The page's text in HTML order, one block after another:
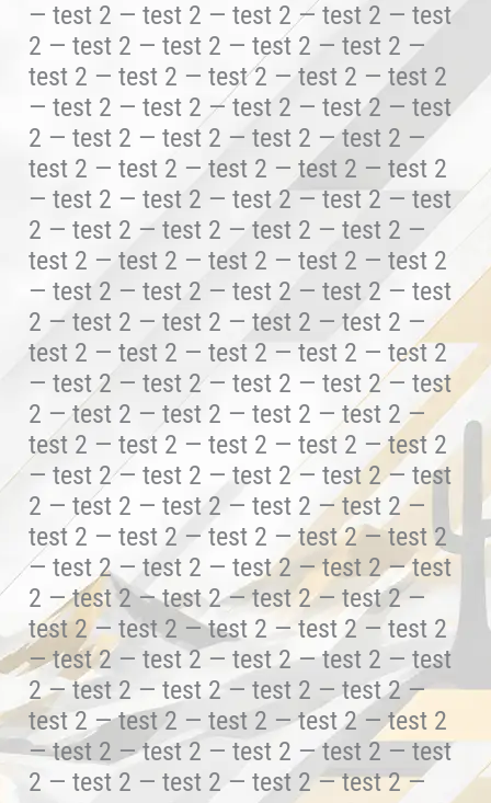
— test 2 — test 2 — test 2 — test 2 — test
2 — test 2 — test 2 — test 2 — test 2 —
test 2 — test 2 — test 2 — test 2 — test 2
— test 2 — test 2 — test 2 — test 2 — test
2 — test 2 — test 2 — test 2 — test 2 —
test 2 — test 2 — test 2 — test 2 — test 2
— test 2 — test 2 — test 2 — test 2 — test
2 — test 2 — test 2 — test 2 — test 2 —
test 2 — test 2 — test 2 — test 2 — test 2
— test 2 — test 2 — test 2 — test 2 — test
2 — test 2 — test 2 — test 2 — test 2 —
test 2 — test 2 — test 2 — test 2 — test 2
— test 2 — test 2 — test 2 — test 2 — test
2 — test 2 — test 2 — test 2 — test 2 —
test 2 — test 2 — test 2 — test 2 — test 2
— test 2 — test 2 — test 2 — test 2 — test
2 — test 2 — test 2 — test 2 — test 2 —
test 2 — test 2 — test 2 — test 2 — test 2
— test 2 — test 2 — test 2 — test 2 — test
2 — test 2 — test 2 — test 2 — test 2 —
test 2 — test 2 — test 2 — test 2 — test 2
— test 2 — test 2 — test 2 — test 2 — test
2 — test 2 — test 2 — test 2 — test 2 —
test 2 — test 2 — test 2 — test 2 — test 2
— test 2 — test 2 — test 2 — test 2 — test
2 — test 2 — test 2 — test 2 — test 2 —